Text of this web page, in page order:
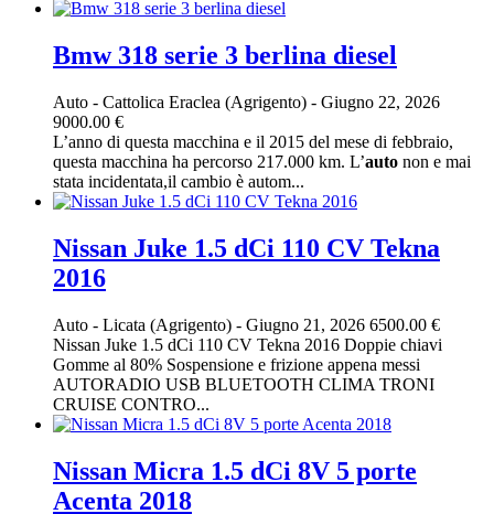
Bmw 318 serie 3 berlina diesel
Auto - Cattolica Eraclea (Agrigento) - Giugno 22, 2026
9000.00 €
L’anno di questa macchina e il 2015 del mese di febbraio,
questa macchina ha percorso 217.000 km. L’auto non e mai
stata incidentata,il cambio è autom...
Nissan Juke 1.5 dCi 110 CV Tekna
2016
Auto - Licata (Agrigento) - Giugno 21, 2026 6500.00 €
Nissan Juke 1.5 dCi 110 CV Tekna 2016 Doppie chiavi
Gomme al 80% Sospensione e frizione appena messi
AUTORADIO USB BLUETOOTH CLIMA TRONI
CRUISE CONTRO...
Nissan Micra 1.5 dCi 8V 5 porte
Acenta 2018